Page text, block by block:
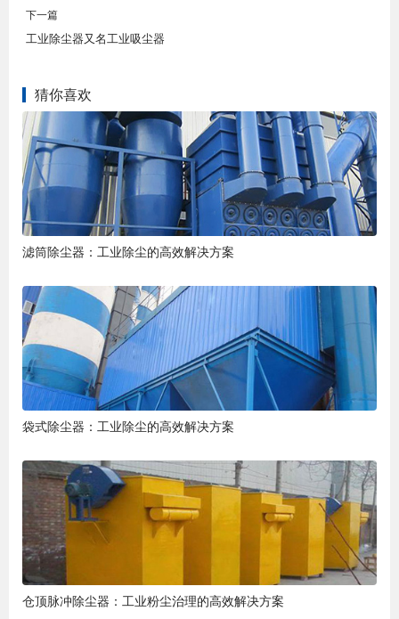
下一篇
工业除尘器又名工业吸尘器
猜你喜欢
滤筒除尘器：工业除尘的高效解决方案
袋式除尘器：工业除尘的高效解决方案
仓顶脉冲除尘器：工业粉尘治理的高效解决方案